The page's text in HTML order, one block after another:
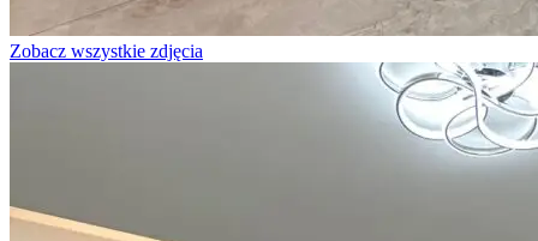
Zobacz wszystkie zdjęcia